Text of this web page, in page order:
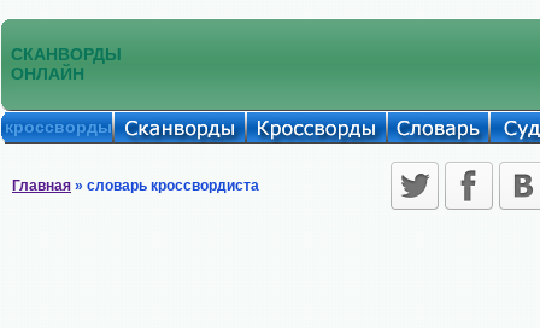
СКАНВОРДЫ
ОНЛАЙН
кроссворды
Главная » словарь кроссвордиста